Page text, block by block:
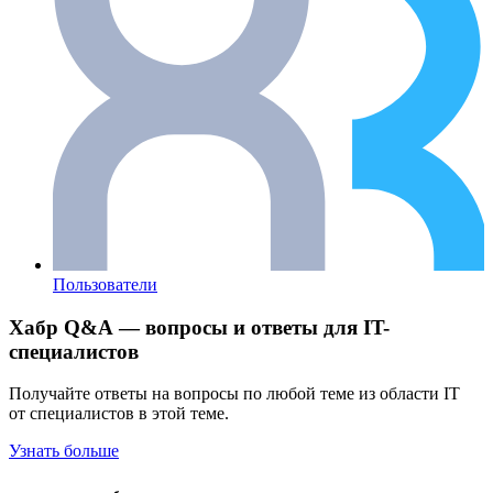
Пользователи
Хабр Q&A — вопросы и ответы для IT-
специалистов
Получайте ответы на вопросы по любой теме из области IT
от специалистов в этой теме.
Узнать больше